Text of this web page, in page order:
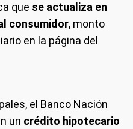
que se actualiza en
consumidor, monto
en la página del
el Banco Nación
un crédito hipotecario